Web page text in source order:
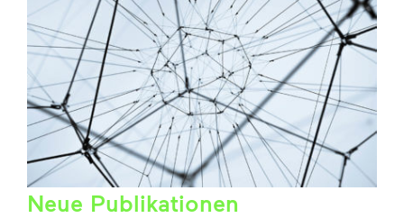
Neue Publikationen